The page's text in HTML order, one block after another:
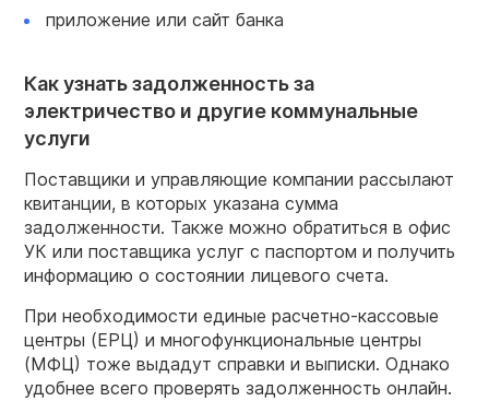
приложение или сайт банка
Как узнать задолженность за
электричество и другие коммунальные
услуги
Поставщики и управляющие компании рассылают
квитанции, в которых указана сумма
задолженности. Также можно обратиться в офис
УК или поставщика услуг с паспортом и получить
информацию о состоянии лицевого счета.
При необходимости единые расчетно-кассовые
центры (ЕРЦ) и многофункциональные центры
(МФЦ) тоже выдадут справки и выписки. Однако
удобнее всего проверять задолженность онлайн.